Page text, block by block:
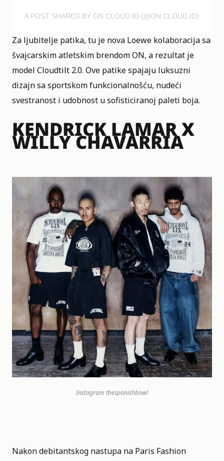
A POST SHARED BY ON CLOUD ID (@ON.CLOUD.ID)
Za ljubitelje patika, tu je nova Loewe kolaboracija sa
švajcarskim atletskim brendom ON, a rezultat je
model Cloudtilt 2.0. Ove patike spajaju luksuzni
dizajn sa sportskom funkcionalnošću, nudeći
svestranost i udobnost u sofisticiranoj paleti boja.
KENDRICK LAMAR X
WILLY CHAVARRIA
Instagram thespanishbowl
Nakon debitantskog nastupa na Paris Fashion